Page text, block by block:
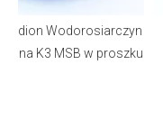
Wodorosiarczyn
K3 MSB w proszku